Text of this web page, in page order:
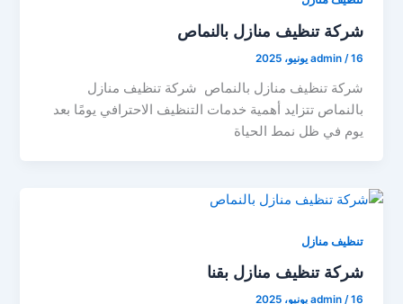
شركة تنظيف منازل بالنماص
admin /16 يونيو، 2025
شركة تنظيف منازل بالنماص شركة تنظيف منازل
بالنماص تتزايد أهمية خدمات التنظيف الاحترافي يومًا بعد
يوم في ظل نمط الحياة
تنظيف منازل
شركة تنظيف منازل بقنا
admin /16 يونيو، 2025